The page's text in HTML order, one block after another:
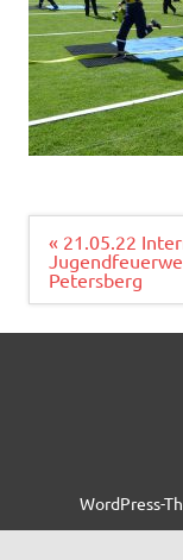
« 21.05.22
Petersberg
WordPress-